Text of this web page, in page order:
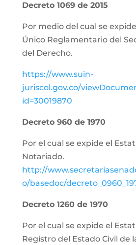
Decreto 1069 de 2015
Por medio del cual se
Único Reglamentario del
del Derecho.
https://www.suin-
juriscol.gov.co/
id=30019870
Decreto 960 de 1970
Por el cual se expide el
Notariado.
http://
o/basedoc/
Decreto 1260 de 1970
Por el cual se expide el
Registro del Estado Civil de